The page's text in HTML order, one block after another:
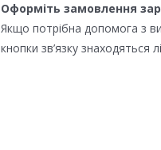
Оформіть замовлення
Якщо потрібна допомога з
кнопки зв’язку знаходяться